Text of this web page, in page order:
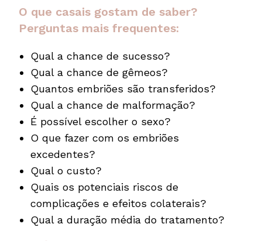
O que casais gostam de saber?
Perguntas mais frequentes:
Qual a chance de sucesso?
Qual a chance de gêmeos?
Quantos embriões são transferidos?
Qual a chance de malformação?
É possível escolher o sexo?
O que fazer com os embriões
excedentes?
Qual o custo?
Quais os potenciais riscos de
complicações e efeitos colaterais?
Qual a duração média do tratamento?